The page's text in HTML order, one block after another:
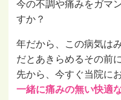
今の不調や痛みをガマ
すか？
年だから、この病気は
だとあきらめるその前
先から、今すぐ当院に
一緒に痛みの無い快適